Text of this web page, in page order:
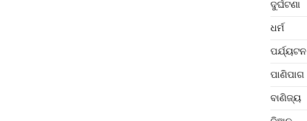
ଦୁର୍ଘଟଣା
ଧର୍ମ
ପର୍ଯ୍ୟଟନ
ପାଣିପାଗ
ବାଣିଜ୍ୟ